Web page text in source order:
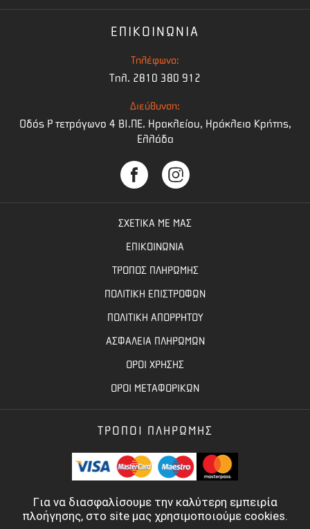
Για να διασφαλίσουμε την καλύτερη εμπειρία
πλοήγησης, στο site μας χρησιμοποιούμε cookies.
ΕΠΙΚΟΙΝΩΝΙΑ
Τηλέφωνο:
Τηλ. 2810 380 912
Διεύθυνση:
Οδός Ρ τετράγωνο 4 BI.ΠΕ. Ηρακλείου, Ηράκλειο Κρήτης,
Ελλάδα
ΣΧΕΤΙΚΑ ΜΕ ΜΑΣ
ΕΠΙΚΟΙΝΩΝΙΑ
ΤΡΟΠΟΣ ΠΛΗΡΩΜΗΣ
ΠΟΛΙΤΙΚΗ ΕΠΙΣΤΡΟΦΩΝ
ΠΟΛΙΤΙΚΗ ΑΠΟΡΡΗΤΟΥ
ΑΣΦΑΛΕΙΑ ΠΛΗΡΩΜΩΝ
ΟΡΟΙ ΧΡΗΣΗΣ
ΟΡΟΙ ΜΕΤΑΦΟΡΙΚΩΝ
ΤΡΟΠΟΙ ΠΛΗΡΩΜΗΣ